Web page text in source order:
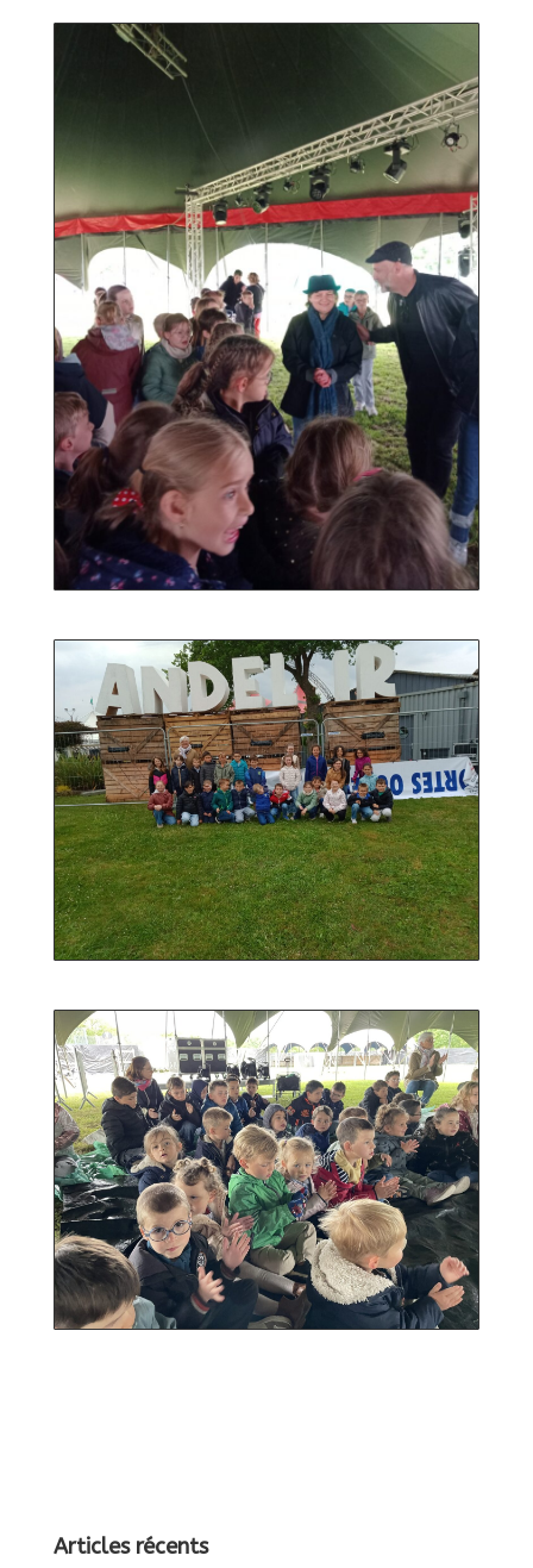
Articles récents